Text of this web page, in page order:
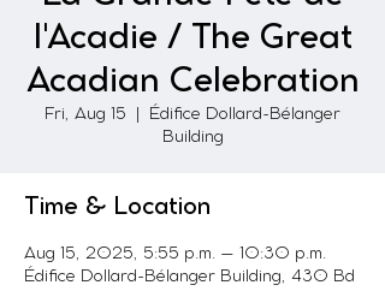
l'Acadie / The Great
Acadian Celebration
Fri, Aug 15
Édifice Dollard-Bélanger
Building
Time & Location
Aug 15, 2025, 5:55 p.m. – 10:30 p.m.
Édifice Dollard-Bélanger Building, 430 Bd